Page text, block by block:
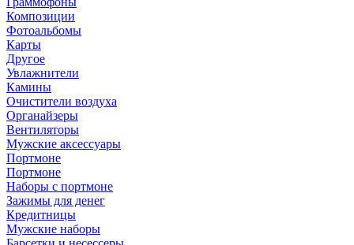
Композиции
Фотоальбомы
Карты
Другое
Увлажнители
Камины
Очистители воздуха
Органайзеры
Вентиляторы
Мужские аксессуары
Портмоне
Портмоне
Наборы с портмоне
Зажимы для денег
Кредитницы
Мужские наборы